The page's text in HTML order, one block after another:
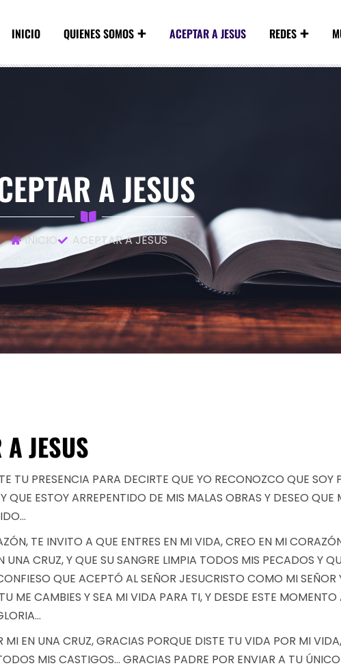
INICIO QUIENES SOMOS ACEPTAR A JESUS REDES
A JESUS
INICIO ACEPTAR A JESUS
JESUS
TU PRESENCIA PARA DECIRTE QUE YO RECONOZCO QUE SOY
ESTOY ARREPENTIDO DE MIS MALAS OBRAS Y DESEO QUE
TE INVITO A QUE ENTRES EN MI VIDA, CREO EN MI
CRUZ, Y QUE SU SANGRE LIMPIA TODOS MIS PECADOS Y
QUE ACEPTÓ AL SEÑOR JESUCRISTO COMO MI SEÑOR
ME CAMBIES Y SEA MI VIDA PARA TI, Y DESDE ESTE
EN UNA CRUZ, GRACIAS PORQUE DISTE TU VIDA POR MI
MIS CASTIGOS… GRACIAS PADRE POR ENVIAR A TU